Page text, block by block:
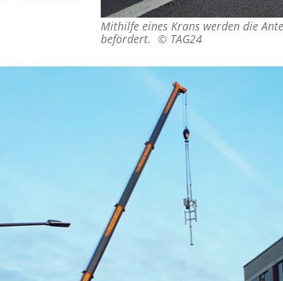
Mithilfe eines Krans werden die
befördert. © TAG24